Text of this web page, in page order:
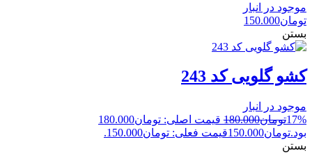
موجود در انبار
تومان150.000
بستن
کشو گلویی کد 243
موجود در انبار
17%تومان180.000
قیمت اصلی: تومان180.000
بود.تومان150.000قیمت فعلی: تومان150.000.
بستن